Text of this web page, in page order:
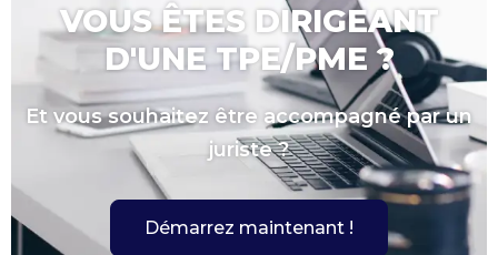
VOUS ÊTES DIRIGEANT
D'UNE TPE/PME ?
Et vous souhaitez être accompagné par un
juriste ?
Démarrez maintenant !